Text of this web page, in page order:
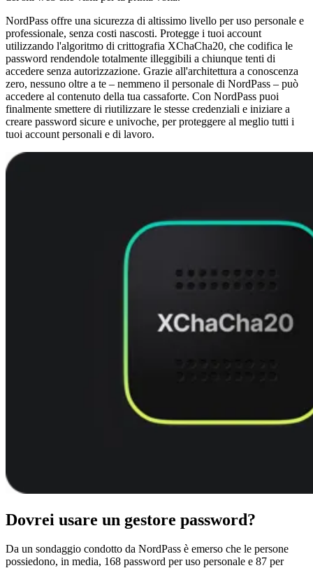
NordPass offre una sicurezza di altissimo livello per uso personale e
professionale, senza costi nascosti. Protegge i tuoi account
utilizzando l'algoritmo di crittografia XChaCha20, che codifica le
password rendendole totalmente illeggibili a chiunque tenti di
accedere senza autorizzazione. Grazie all'architettura a conoscenza
zero, nessuno oltre a te – nemmeno il personale di NordPass – può
accedere al contenuto della tua cassaforte. Con NordPass puoi
finalmente smettere di riutilizzare le stesse credenziali e iniziare a
creare password sicure e univoche, per proteggere al meglio tutti i
tuoi account personali e di lavoro.
Dovrei usare un gestore password?
Da un sondaggio condotto da NordPass è emerso che le persone
possiedono, in media, 168 password per uso personale e 87 per